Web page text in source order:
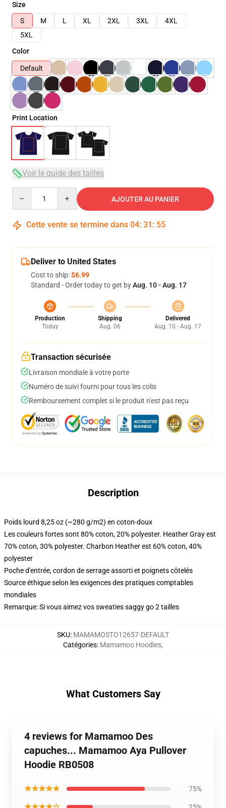
Size
S
M L XL 2XL 3XL
4XL
5XL
Color
Default
Print Location
Voir le guide des tailles
AJOUTER AU PANIER
Cette vente se termine dans 04: 31 : 54
Deliver to United States
Cost to ship:$6.99
Standard - Order today to get byAug. 10 - Aug. 17
Production
Today
Shipping
Aug. 06
Delivered
Aug. 10 - Aug. 17
Transaction sécurisée
Livraison mondiale à votre porte
Numéro de suivi fourni pour tous les colis
Remboursement complet si le produit n'est pas reçu
Description
Poids lourd 8,25 oz (~280 g/m2) en coton-doux
Les couleurs fortes sont 80% coton, 20% polyester. Heather Gray est
70% coton, 30% polyester. Charbon Heather est 60% coton, 40%
polyester
Poche d'entrée, cordon de serrage assorti et poignets côtelés
Source éthique selon les exigences des pratiques comptables
mondiales
Remarque: Si vous aimez vos sweaties saggy go 2 tailles
SKU: MAMAMOSTO12657-DEFAULT
Catégories: Mamamoo Hoodies,
What Customers Say
4 reviews for Mamamoo Des
capuches... Mamamoo Aya Pullover
Hoodie RB0508
★★★★★ 75%